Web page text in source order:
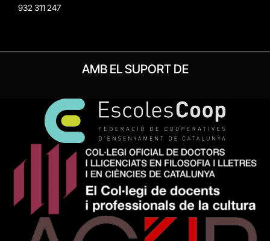
932 311 247
AMB EL SUPORT DE